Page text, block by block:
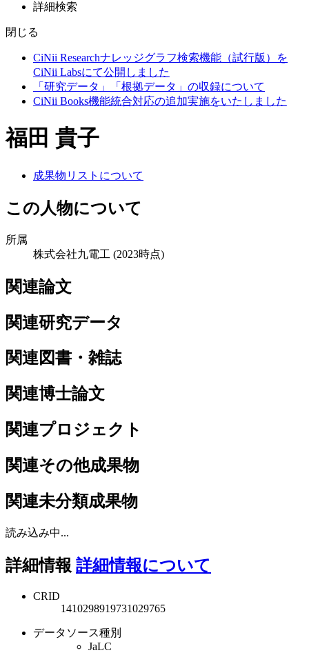
詳細検索
閉じる
CiNii Researchナレッジグラフ検索機能（試行版）を
CiNii Labsにて公開しました
「研究データ」「根拠データ」の収録について
CiNii Books機能統合対応の追加実施をいたしました
福田 貴子
成果物リストについて
この人物について
所属
株式会社九電工 (2023時点)
関連論文
関連研究データ
関連図書・雑誌
関連博士論文
関連プロジェクト
関連その他成果物
関連未分類成果物
読み込み中...
詳細情報 詳細情報について
CRID
1410298919731029765
データソース種別
JaLC